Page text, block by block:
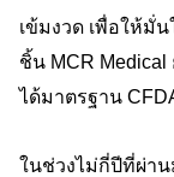
เข้มงวด เพื่อให้
ชิ้น MCR
ได้มาตรฐาน
ในช่วงไม่กี่ปีที่ผ่าน